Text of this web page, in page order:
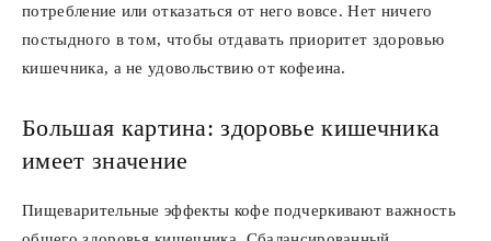
потребление или отказаться от него вовсе. Нет ничего
постыдного в том, чтобы отдавать приоритет здоровью
кишечника, а не удовольствию от кофеина.
Большая картина: здоровье кишечника
имеет значение
Пищеварительные эффекты кофе подчеркивают важность